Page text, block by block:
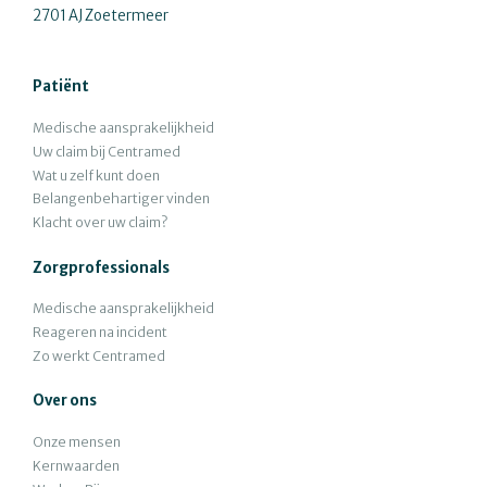
2701 AJ Zoetermeer
Patiënt
Medische aansprakelijkheid
Uw claim bij Centramed
Wat u zelf kunt doen
Belangenbehartiger vinden
Klacht over uw claim?
Zorgprofessionals
Medische aansprakelijkheid
Reageren na incident
Zo werkt Centramed
Over ons
Onze mensen
Kernwaarden